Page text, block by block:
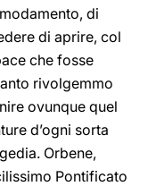
di
di aprire, col
che fosse
rivolgemmo
ovunque quel
d’ogni sorta
Orbene,
Pontificato